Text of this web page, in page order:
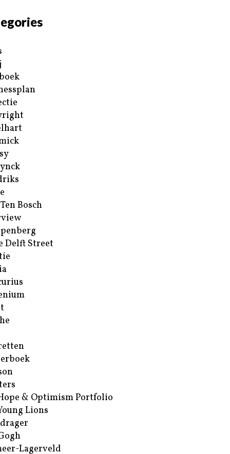
Bosch
Delft Street
& Optimism Portfolio
Lions
Lagerveld